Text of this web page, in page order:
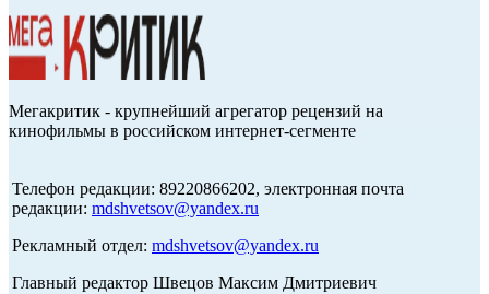
Мегакритик - крупнейший агрегатор рецензий на
кинофильмы в российском интернет-сегменте
Телефон редакции: 89220866202, электронная почта
редакции: mdshvetsov@yandex.ru
Рекламный отдел: mdshvetsov@yandex.ru
Главный редактор Швецов Максим Дмитриевич